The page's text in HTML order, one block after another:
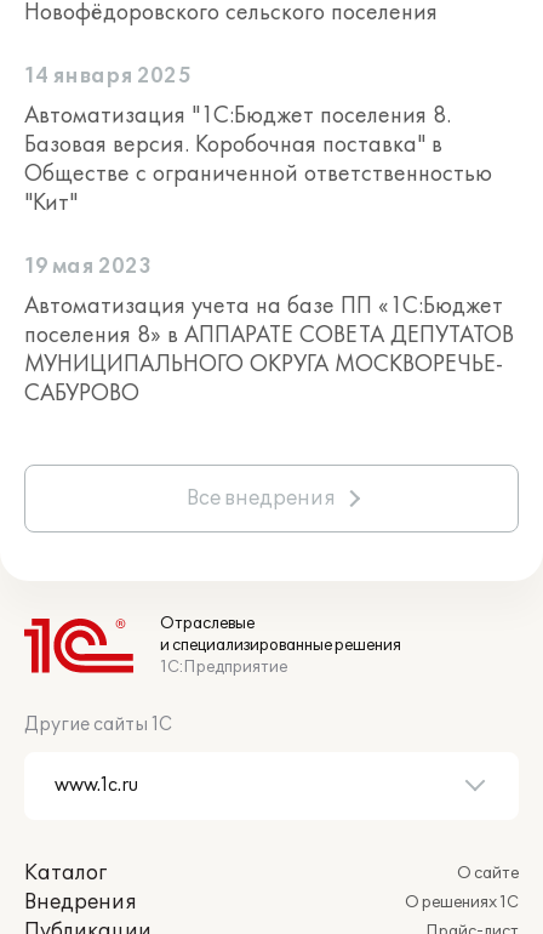
Новофёдоровского сельского поселения
14 января 2025
Автоматизация "1С:Бюджет поселения 8.
Базовая версия. Коробочная поставка" в
Обществе с ограниченной ответственностью
"Кит"
19 мая 2023
Автоматизация учета на базе ПП «1С:Бюджет
поселения 8» в АППАРАТЕ СОВЕТА ДЕПУТАТОВ
МУНИЦИПАЛЬНОГО ОКРУГА МОСКВОРЕЧЬЕ-
САБУРОВО
Все внедрения
Отраслевые
и специализированные решения
1С:Предприятие
Другие сайты 1С
Каталог
Внедрения
О сайте
О решениях 1С